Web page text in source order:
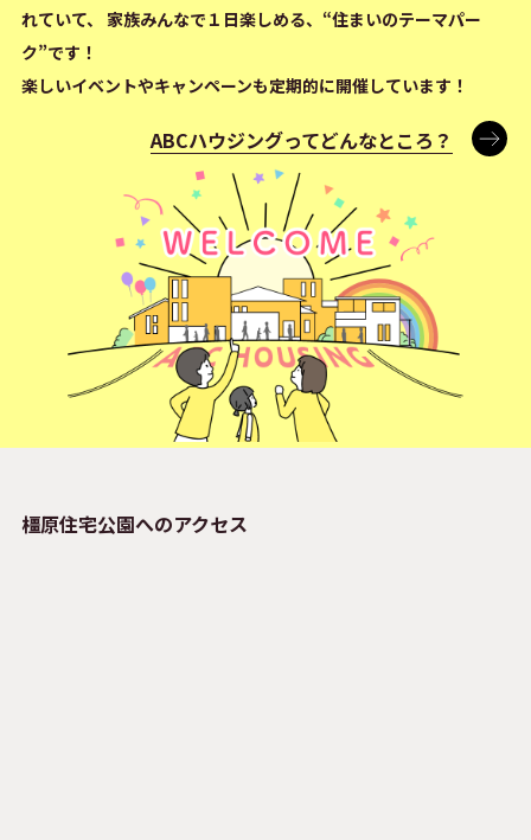
れていて、 家族みんなで１日楽しめる、“住まいのテーマパー
ク”です！
楽しいイベントやキャンペーンも定期的に開催しています！
ABCハウジングってどんなところ？
橿原住宅公園へのアクセス